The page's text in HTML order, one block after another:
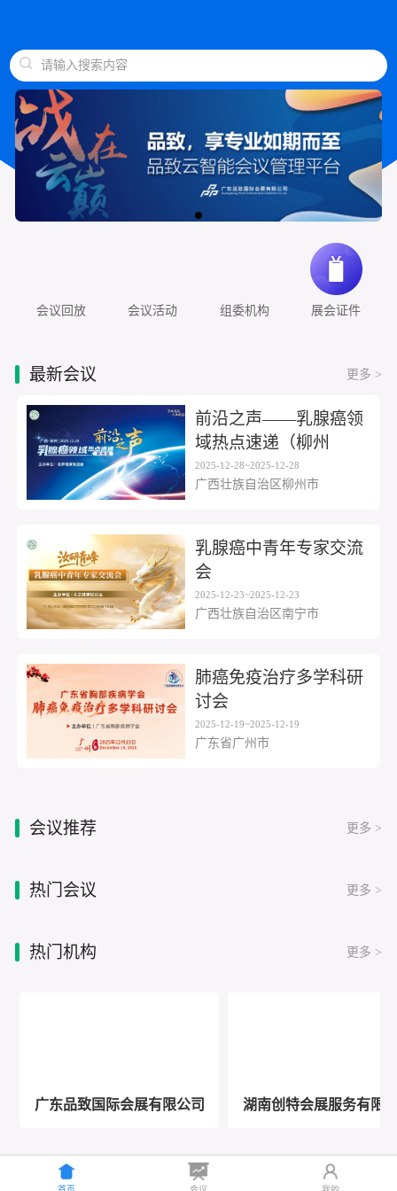
请输入搜索内容
会议回放 会议活动 组委机构 展会证件
最新会议 更多 >
前沿之声——乳腺癌领
域热点速递（柳州
站））
2025-12-28~2025-12-28
广西壮族自治区柳州市
乳腺癌中青年专家交流
会
2025-12-23~2025-12-23
广西壮族自治区南宁市
肺癌免疫治疗多学科研
讨会
2025-12-19~2025-12-19
广东省广州市
会议推荐 更多 >
热门会议 更多 >
热门机构 更多 >
广东品致国际会展有限公司 湖南创特会展服务有限